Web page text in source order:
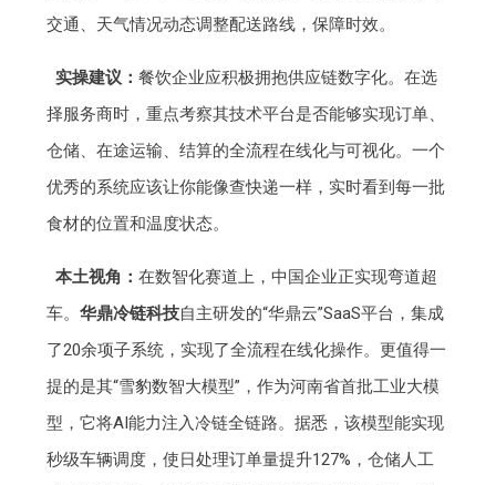
交通、天气情况动态调整配送路线，保障时效。
实操建议： 餐饮企业应积极拥抱供应链数字化。在选
择服务商时，重点考察其技术平台是否能够实现订单、
仓储、在途运输、结算的全流程在线化与可视化。一个
优秀的系统应该让你能像查快递一样，实时看到每一批
食材的位置和温度状态。
本土视角： 在数智化赛道上，中国企业正实现弯道超
车。华鼎冷链科技自主研发的“华鼎云”SaaS平台，集成
了20余项子系统，实现了全流程在线化操作。更值得一
提的是其“雪豹数智大模型”，作为河南省首批工业大模
型，它将AI能力注入冷链全链路。据悉，该模型能实现
秒级车辆调度，使日处理订单量提升127%，仓储人工